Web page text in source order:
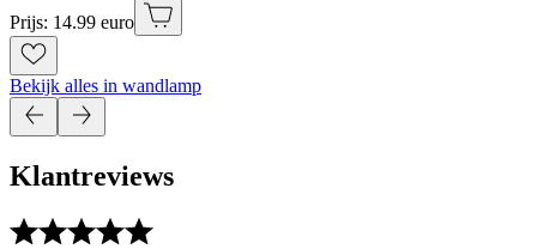
Prijs: 14.99 euro
Bekijk alles in wandlamp
Klantreviews